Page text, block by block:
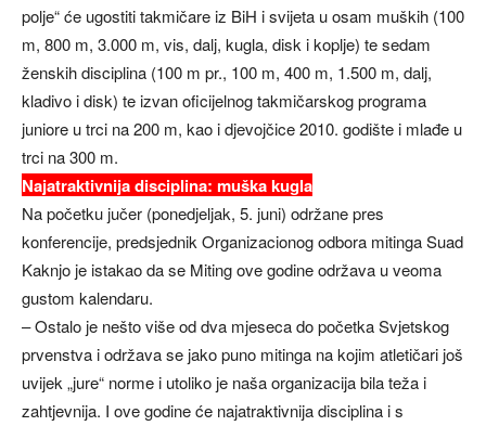
polje“ će ugostiti takmičare iz BiH i svijeta u osam muških (100
m, 800 m, 3.000 m, vis, dalj, kugla, disk i koplje) te sedam
ženskih disciplina (100 m pr., 100 m, 400 m, 1.500 m, dalj,
kladivo i disk) te izvan oficijelnog takmičarskog programa
juniore u trci na 200 m, kao i djevojčice 2010. godište i mlađe u
trci na 300 m.
Najatraktivnija disciplina: muška kugla
Na početku jučer (ponedjeljak, 5. juni) održane pres
konferencije, predsjednik Organizacionog odbora mitinga Suad
Kaknjo je istakao da se Miting ove godine održava u veoma
gustom kalendaru.
– Ostalo je nešto više od dva mjeseca do početka Svjetskog
prvenstva i održava se jako puno mitinga na kojim atletičari još
uvijek „jure“ norme i utoliko je naša organizacija bila teža i
zahtjevnija. I ove godine će najatraktivnija disciplina i s